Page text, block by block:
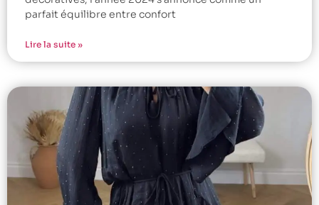
parfait équilibre entre confort
Lire la suite »